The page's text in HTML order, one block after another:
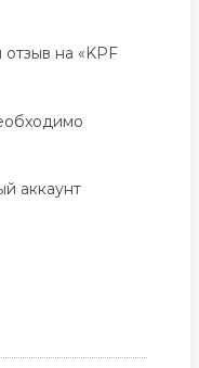
отзыв на «KPF
аккаунт